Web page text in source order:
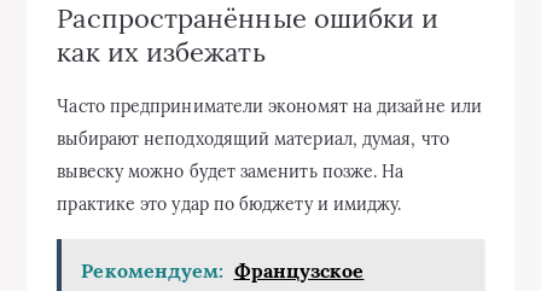
Распространённые ошибки и
как их избежать
Часто предприниматели экономят на дизайне или
выбирают неподходящий материал, думая, что
вывеску можно будет заменить позже. На
практике это удар по бюджету и имиджу.
Рекомендуем: Французское